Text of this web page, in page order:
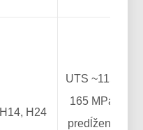
H14, H24
UTS ~115–
165 MPa;
predĺženie